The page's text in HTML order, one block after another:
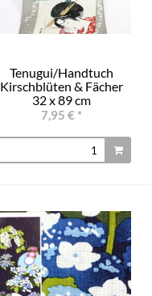
Tenugui/Handtuch
Kirschblüten & Fächer
32 x 89 cm
7,95 € *